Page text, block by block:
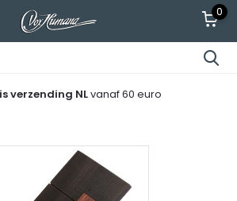
0
verzending NLvanaf 60 euro